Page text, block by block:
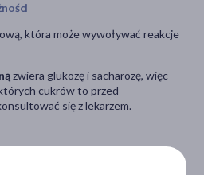
która może wywoływać reakcje
zwiera glukozę i sacharozę, więc
cukrów to przed
się z lekarzem.